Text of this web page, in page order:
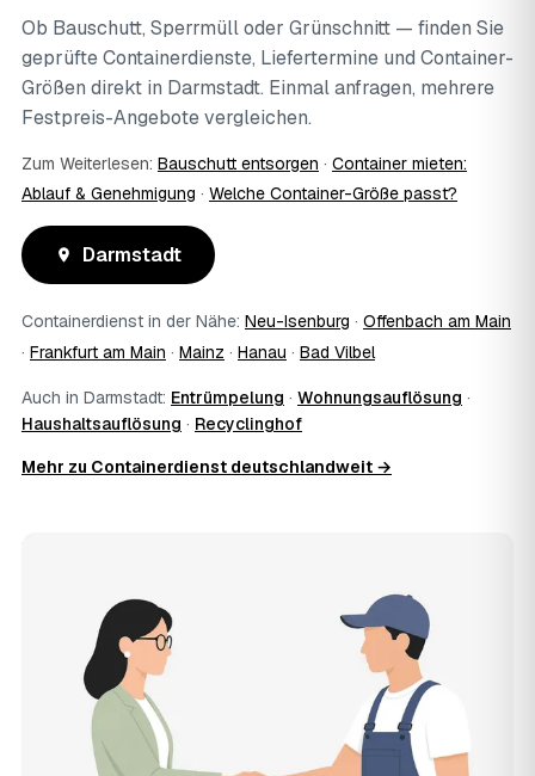
Ob Bauschutt, Sperrmüll oder Grünschnitt — finden Sie
geprüfte Containerdienste, Liefertermine und Container-
Größen direkt in Darmstadt. Einmal anfragen, mehrere
Festpreis-Angebote vergleichen.
Zum Weiterlesen: Bauschutt entsorgen · Container mieten:
Ablauf & Genehmigung · Welche Container-Größe passt?
Darmstadt
Containerdienst in der Nähe: Neu-Isenburg · Offenbach am Main
· Frankfurt am Main · Mainz · Hanau · Bad Vilbel
Auch in Darmstadt: Entrümpelung · Wohnungsauflösung ·
Haushaltsauflösung · Recyclinghof
Mehr zu Containerdienst deutschlandweit →